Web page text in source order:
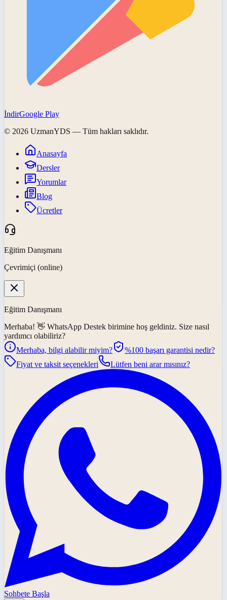
İndirGoogle Play
© 2026 UzmanYDS — Tüm hakları saklıdır.
Anasayfa
Dersler
Yorumlar
Blog
Ücretler
Eğitim Danışmanı
Çevrimiçi (online)
Eğitim Danışmanı
Merhaba! 👋 WhatsApp Destek birimine hoş geldiniz. Size nasıl
yardımcı olabiliriz?
Merhaba, bilgi alabilir miyim?
%100 başarı garantisi nedir?
Fiyat ve taksit seçenekleri
Lütfen beni arar mısınız?
Sohbete Başla